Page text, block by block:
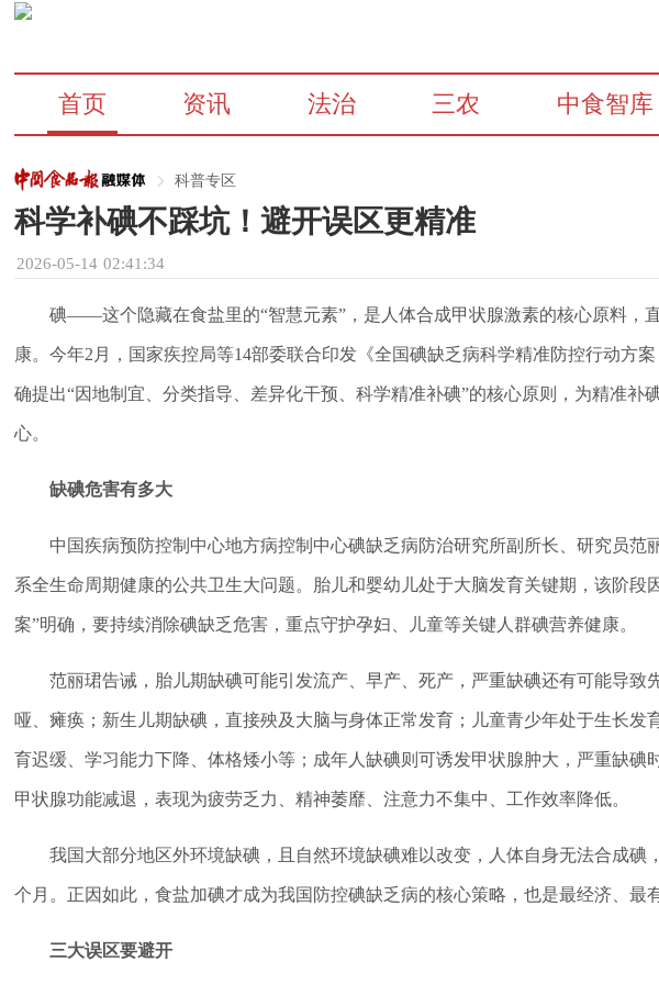
首页 资讯 法治 三农 中食智库
科普专区
科学补碘不踩坑！避开误区更精准
2026-05-14 02:41:34
碘——这个隐藏在食盐里的“智慧元素”，是人体合成甲状腺激素的核心原料，
康。今年2月，国家疾控局等14部委联合印发《全国碘缺乏病科学精准防控行动方
确提出“因地制宜、分类指导、差异化干预、科学精准补碘”的核心原则，为精准补
心。
缺碘危害有多大
中国疾病预防控制中心地方病控制中心碘缺乏病防治研究所副所长、研究员范
系全生命周期健康的公共卫生大问题。胎儿和婴幼儿处于大脑发育关键期，该阶段
案”明确，要持续消除碘缺乏危害，重点守护孕妇、儿童等关键人群碘营养健康。
范丽珺告诫，胎儿期缺碘可能引发流产、早产、死产，严重缺碘还有可能导致
哑、瘫痪；新生儿期缺碘，直接殃及大脑与身体正常发育；儿童青少年处于生长发
育迟缓、学习能力下降、体格矮小等；成年人缺碘则可诱发甲状腺肿大，严重缺碘
甲状腺功能减退，表现为疲劳乏力、精神萎靡、注意力不集中、工作效率降低。
我国大部分地区外环境缺碘，且自然环境缺碘难以改变，人体自身无法合成
个月。正因如此，食盐加碘才成为我国防控碘缺乏病的核心策略，也是最经济、最
三大误区要避开